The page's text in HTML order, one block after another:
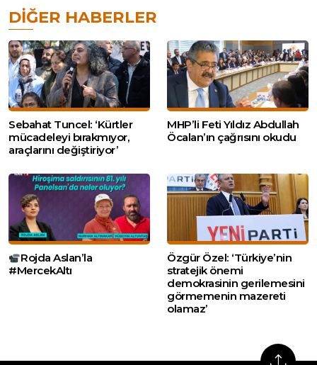
DIĞER HABERLER
Sebahat Tuncel: ‘Kürtler
mücadeleyi bırakmıyor,
araçlarını değiştiriyor’
MHP’li Feti Yıldız Abdullah
Öcalan’ın çağrısını okudu
Rojda Aslan’la
#MercekAltı
Özgür Özel: ‘Türkiye’nin
stratejik önemi
demokrasinin gerilemesini
görmemenin mazereti
olamaz’